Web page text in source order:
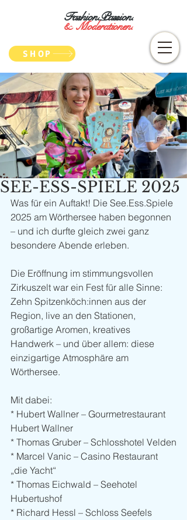
Fashion.Passion.
&Moderationen.
SHOP
SEE-ESS-SPIELE 2025
Was für ein Auftakt! Die See.Ess.Spiele
2025 am Wörthersee haben begonnen
– und ich durfte gleich zwei ganz
besondere Abende erleben.
Die Eröffnung im stimmungsvollen
Zirkuszelt war ein Fest für alle Sinne:
Zehn Spitzenköch:innen aus der
Region, live an den Stationen,
großartige Aromen, kreatives
Handwerk – und über allem: diese
einzigartige Atmosphäre am
Wörthersee.
Mit dabei:
* Hubert Wallner – Gourmetrestaurant
Hubert Wallner
* Thomas Gruber – Schlosshotel Velden
* Marcel Vanic – Casino Restaurant
„die Yacht“
* Thomas Eichwald – Seehotel
Hubertushof
* Richard Hessl – Schloss Seefels